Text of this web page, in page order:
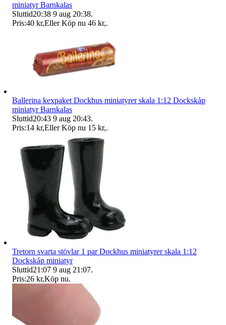
miniatyr Barnkalas
Sluttid20:38 9 aug 20:38.
Pris:40 kr,Eller Köp nu 46 kr,.
Ballerina kexpaket Dockhus miniatyrer skala 1:12 Dockskåp
miniatyr Barnkalas
Sluttid20:43 9 aug 20:43.
Pris:14 kr,Eller Köp nu 15 kr,.
Tretorn svarta stövlar 1 par Dockhus miniatyrer skala 1:12
Dockskåp miniatyr
Sluttid21:07 9 aug 21:07.
Pris:26 kr,Köp nu.